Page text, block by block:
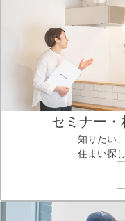
セミナー
知りたい
住まい探